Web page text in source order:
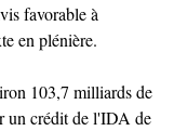
favorable à
en plénière.
103,7 milliards de
un crédit de l'IDA de